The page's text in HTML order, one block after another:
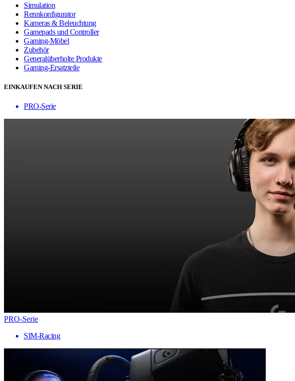
Simulation
Rennkonfigurator
Kameras & Beleuchtung
Gamepads und Controller
Gaming-Möbel
Zubehör
Generalüberholte Produkte
Gaming-Ersatzteile
EINKAUFEN NACH SERIE
PRO-Serie
PRO-Serie
SIM-Racing